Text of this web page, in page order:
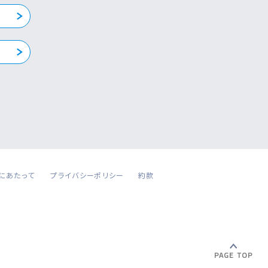
あたって プライバシーポリシー 約款
PAGE TOP